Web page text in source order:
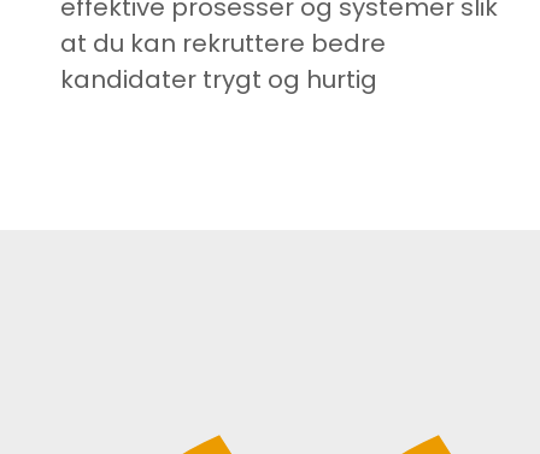
effektive prosesser og systemer slik
at du kan rekruttere bedre
kandidater trygt og hurtig